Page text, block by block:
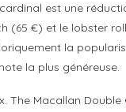
est une
(65 €) et le lobster
la
la plus généreuse.
Macallan